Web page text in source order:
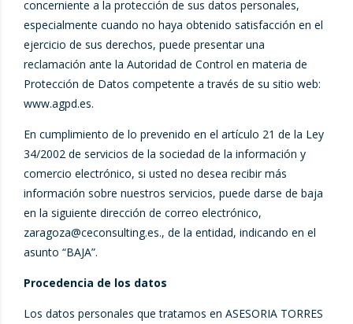
concerniente a la protección de sus datos personales,
especialmente cuando no haya obtenido satisfacción en el
ejercicio de sus derechos, puede presentar una
reclamación ante la Autoridad de Control en materia de
Protección de Datos competente a través de su sitio web:
www.agpd.es.
En cumplimiento de lo prevenido en el artículo 21 de la Ley
34/2002 de servicios de la sociedad de la información y
comercio electrónico, si usted no desea recibir más
información sobre nuestros servicios, puede darse de baja
en la siguiente dirección de correo electrónico,
zaragoza@ceconsulting.es., de la entidad, indicando en el
asunto “BAJA”.
Procedencia de los datos
Los datos personales que tratamos en ASESORIA TORRES